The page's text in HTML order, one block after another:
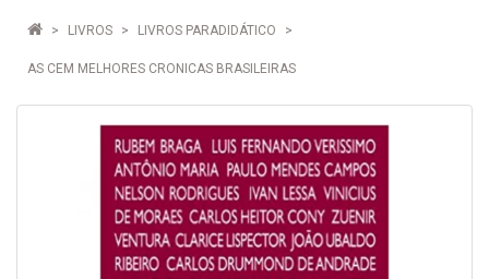
LIVROS LIVROS PARADIDÁTICO
AS CEM MELHORES CRONICAS BRASILEIRAS